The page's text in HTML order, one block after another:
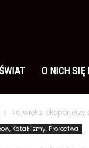
O NICH SIĘ
Najwięksi
Kataklizmy, Proroctwa